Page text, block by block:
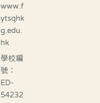
www.f
ytsqhk
g.edu.
hk
學校編
號：
ED-
54232